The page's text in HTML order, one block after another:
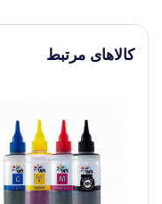
کالاهای مرتبط